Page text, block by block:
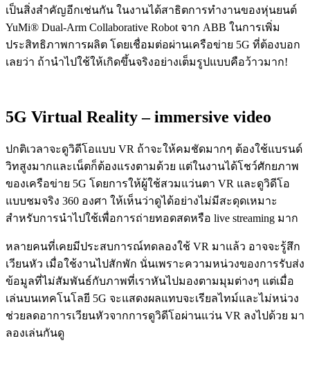
เป็นสิ่งสำคัญอีกเช่นกัน ในงานได้สาธิตการทำงานของหุ่นยนต์
YuMi® Dual-Arm Collaborative Robot จาก ABB ในการเพิ่ม
ประสิทธิภาพการผลิต โดยเชื่อมต่อผ่านเครือข่าย 5G ที่ต้องบอก
เลยว่า ถ้านำไปใช้ให้เกิดขึ้นจริงอย่างเต็มรูปแบบคือว้าวมาก!
5G Virtual Reality – immersive video
ปกติเวลาจะดูวิดีโอแบบ VR ถ้าจะให้คมชัดมากๆ ต้องใช้แบรนด์
วิทสูงมากและเน็ตก็ต้องแรงตามด้วย แต่ในงานได้โชว์ศักยภาพ
ของเครือข่าย 5G โดยการให้ผู้ใช้สวมแว่นตา VR และดูวิดีโอ
แบบชมจริง 360 องศา ให้เห็นว่าดูได้อย่างไม่มีสะดุดเหมาะ
สำหรับการนำไปใช้เพื่อการถ่ายทอดสดหรือ live streaming มาก
หลายคนที่เคยมีประสบการณ์ทดลองใช้ VR มาแล้ว อาจจะรู้สึก
เวียนหัว เมื่อใช้งานไปสักพัก นั่นเพราะความหน่วงของการรับส่ง
ข้อมูลที่ไม่สัมพันธ์กับภาพที่เราหันไปมองตามมุมต่างๆ แต่เมื่อ
เล่นบนเทคโนโลยี 5G จะแสดงผลแทบจะเรียลไทม์และไม่หน่วง
ช่วยลดอาการเวียนหัวจากการดูวิดีโอผ่านแว่น VR ลงไปด้วย มา
ลองเล่นกันดู